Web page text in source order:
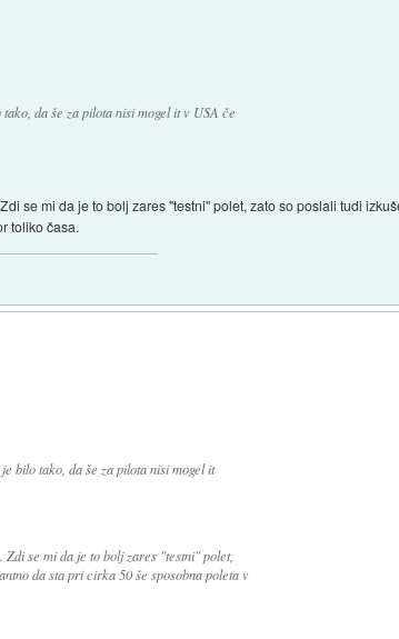
da še za pilota nisi mogel it v USA če
se mi da je to bolj zares "testni" polet, zato so poslali tudi
toliko časa.
bilo tako, da še za pilota nisi mogel it
se mi da je to bolj zares "testni" polet,
da sta pri cirka 50 še sposobna poleta v